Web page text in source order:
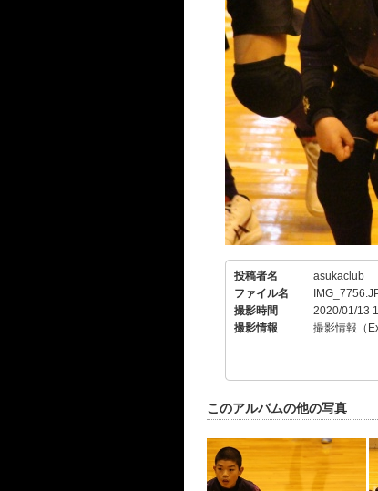
投稿者名
asukaclub
ファイル名
撮影時間
2020/01/13
撮影情報
撮影情報（
このアルバムの他の写真